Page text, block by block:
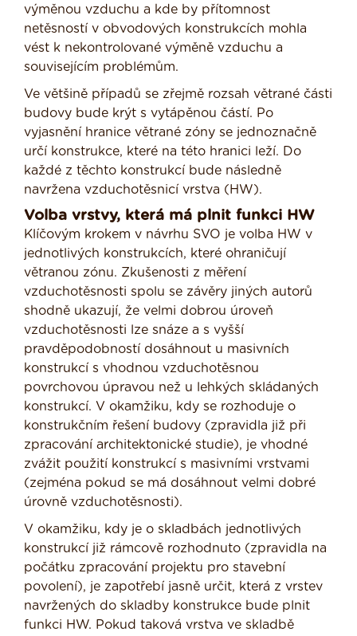
výměnou vzduchu a kde by přítomnost
netěsností v obvodových konstrukcích mohla
vést k nekontrolované výměně vzduchu a
souvisejícím problémům.
Ve většině případů se zřejmě rozsah větrané části
budovy bude krýt s vytápěnou částí. Po
vyjasnění hranice větrané zóny se jednoznačně
určí konstrukce, které na této hranici leží. Do
každé z těchto konstrukcí bude následně
navržena vzduchotěsnicí vrstva (HW).
Volba vrstvy, která má plnit funkci HW
Klíčovým krokem v návrhu SVO je volba HW v
jednotlivých konstrukcích, které ohraničují
větranou zónu. Zkušenosti z měření
vzduchotěsnosti spolu se závěry jiných autorů
shodně ukazují, že velmi dobrou úroveň
vzduchotěsnosti lze snáze a s vyšší
pravděpodobností dosáhnout u masivních
konstrukcí s vhodnou vzduchotěsnou
povrchovou úpravou než u lehkých skládaných
konstrukcí. V okamžiku, kdy se rozhoduje o
konstrukčním řešení budovy (zpravidla již při
zpracování architektonické studie), je vhodné
zvážit použití konstrukcí s masivními vrstvami
(zejména pokud se má dosáhnout velmi dobré
úrovně vzduchotěsnosti).
V okamžiku, kdy je o skladbách jednotlivých
konstrukcí již rámcově rozhodnuto (zpravidla na
počátku zpracování projektu pro stavební
povolení), je zapotřebí jasně určit, která z vrstev
navržených do skladby konstrukce bude plnit
funkci HW. Pokud taková vrstva ve skladbě